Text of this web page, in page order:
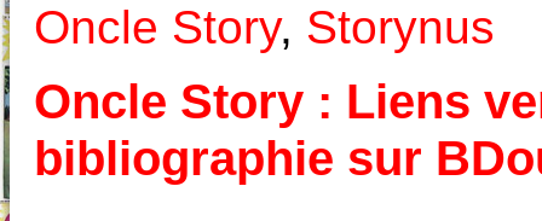
Oncle Story, Storynus
Oncle Story : Liens
bibliographie sur